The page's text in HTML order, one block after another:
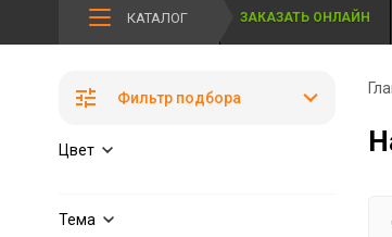
КАТАЛОГ ЗАКАЗАТЬ ОНЛАЙН
Фильтр подбора
Цвет
Тема